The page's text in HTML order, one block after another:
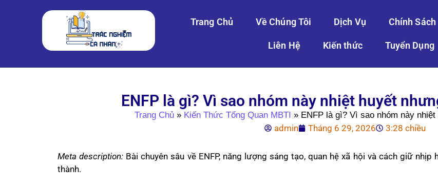
Trang Chủ Về Chúng Tôi Dịch Vụ Chính Sách
Liên Hệ Kiến thức Tuyển Dụng
ENFP là gì? Vì sao nhóm này nhiệt huyết
Trang Chủ » Kiến Thức Tổng Quan MBTI » ENFP là gì? Vì sao nhóm này
admin Tháng 6 29, 2026 3:28 chiều
Meta description: Bài chuyên sâu về ENFP, năng lượng sáng tạo, quan hệ xã hội và cách giữ nhịp
thành.